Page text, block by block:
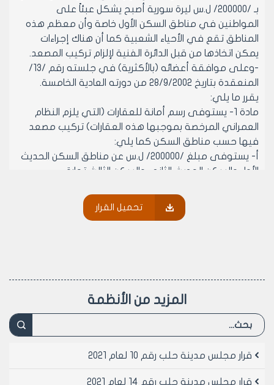
بـ /200000/ ل.س ليرة سورية أصبح يشكل عبئاً على
المواطنين في مناطق السكن الأول خاصة وأن معظم هذه
المناطق تقع في الأحياء الشعبية كما أن هناك إجراءات
يمكن اتخاذها من قبل الدائرة الفنية لإلزام تركيب المصعد.
-وعلى موافقة أعضائه (بالأكثرية) في جلسته رقم /13/
المنعقدة بتاريخ 28/9/2002 من دورته العادية الخامسة.
يقرر ما يلي:
مادة 1- يستوفى رسم أمانة للعقارات (التي يلزم النظام
العمراني المرخصة بموجبها هذه العقارات) تركيب مصعد
فيها حسب مناطق السكن كما يلي:
أ‌- يستوفى مبلغ /200000/ ل.س عن مناطق السكن الحديث
الأول والسكن الحديث الثاني والسكن الثالث تجارة.
غير عن مناطق السكن الأول.
مادة 2- ترد أمانة المصعد بعد تأكد مديرية الشؤون الفنية
رئيس مجلس مدينة حلب
تحميل القرار
المزيد من الأنظمة
قرار مجلس مدينة حلب رقم 10 لعام 2021
قرار مجلس مدينة حلب رقم 14 لعام 2021